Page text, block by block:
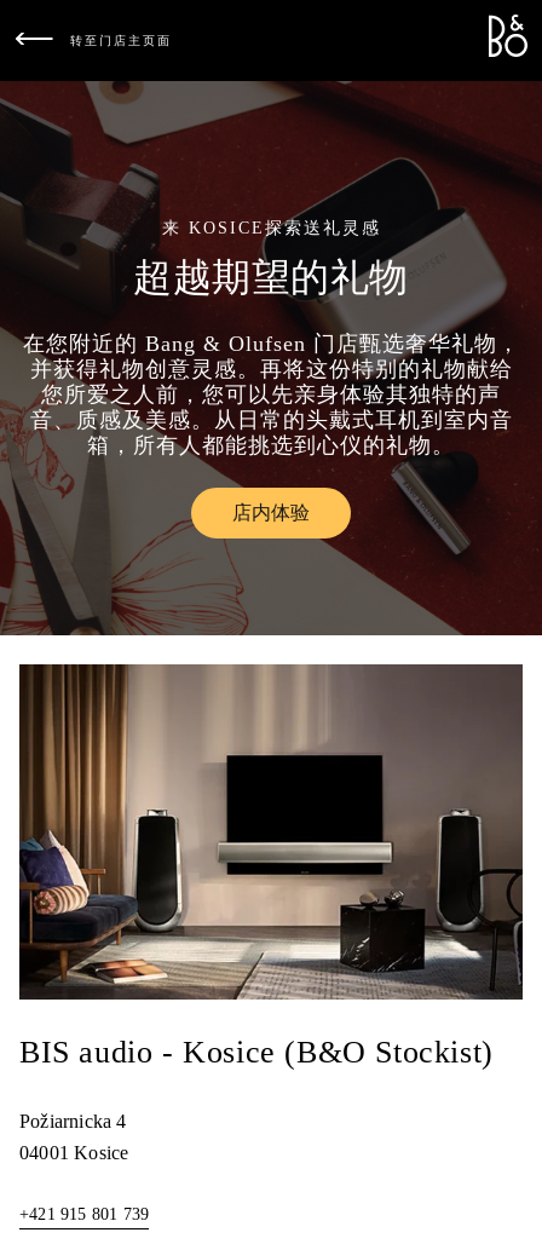
转至门店主页面
来 KOSICE探索送礼灵感
超越期望的礼物
在您附近的 Bang & Olufsen 门店甄选奢华礼物，
并获得礼物创意灵感。再将这份特别的礼物献给
您所爱之人前，您可以先亲身体验其独特的声
音、质感及美感。从日常的头戴式耳机到室内音
箱，所有人都能挑选到心仪的礼物。
店内体验
Link Opens in New Tab
BIS audio - Kosice (B&O Stockist)
Požiarnicka 4
04001 Kosice
+421 915 801 739